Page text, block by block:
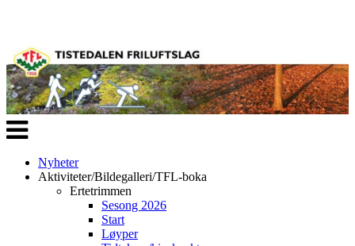
Veksle
navigasjon
Nyheter
Aktiviteter/Bildegalleri/TFL-boka
Ertetrimmen
Sesong 2026
Start
Løyper